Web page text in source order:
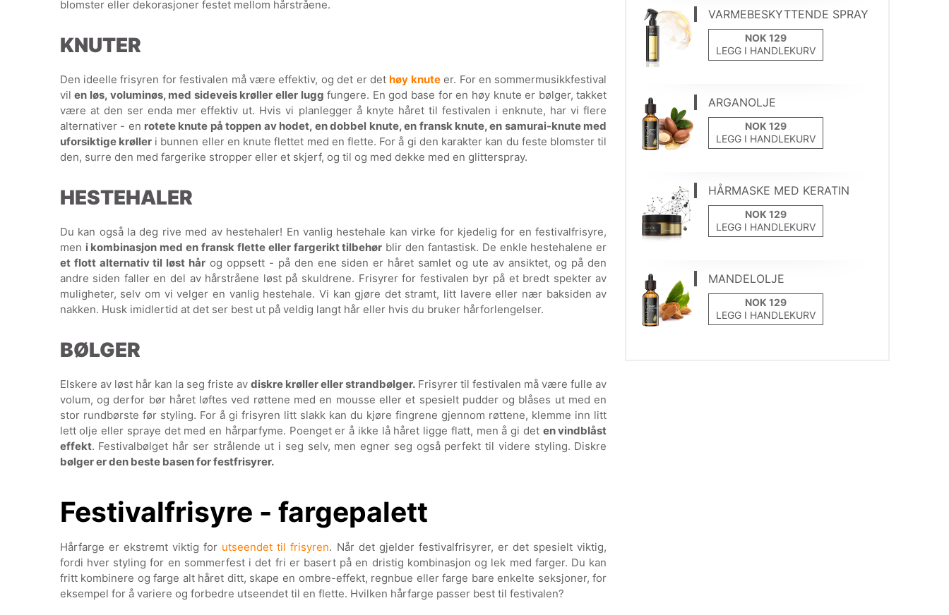
blomster eller dekorasjoner festet mellom hårstråene.
KNUTER
Den ideelle frisyren for festivalen må være effektiv, og det er dethøy knuteer. For en sommermusikkfestival
vilen løs, voluminøs, med sideveis krøller eller lugg fungere. En god base for en høy knute er bølger, takket
være at den ser enda mer effektiv ut. Hvis vi planlegger å knyte håret til festivalen i enknute, har vi flere
alternativer - en rotete knute på toppen av hodet, en dobbel knute, en fransk knute, en samurai-knute med
uforsiktige krølleri bunnen eller en knute flettet med en flette. For å gi den karakter kan du feste blomster til
den, surre den med fargerike stropper eller et skjerf, og til og med dekke med en glitterspray.
HESTEHALER
Du kan også la deg rive med av hestehaler! En vanlig hestehale kan virke for kjedelig for en festivalfrisyre,
men i kombinasjon med en fransk flette eller fargerikt tilbehør blir den fantastisk. De enkle hestehalene er
et flott alternativ til løst hår og oppsett - på den ene siden er håret samlet og ute av ansiktet, og på den
andre siden faller en del av hårstråene løst på skuldrene. Frisyrer for festivalen byr på et bredt spekter av
muligheter, selv om vi velger en vanlig hestehale. Vi kan gjøre det stramt, litt lavere eller nær baksiden av
nakken. Husk imidlertid at det ser best ut på veldig langt hår eller hvis du bruker hårforlengelser.
BØLGER
Elskere av løst hår kan la seg friste av diskre krøller eller strandbølger. Frisyrer til festivalen må være fulle av
volum, og derfor bør håret løftes ved røttene med en mousse eller et spesielt pudder og blåses ut med en
stor rundbørste før styling. For å gi frisyren litt slakk kan du kjøre fingrene gjennom røttene, klemme inn litt
lett olje eller spraye det med en hårparfyme. Poenget er å ikke lå håret ligge flatt, men å gi det en vindblåst
effekt. Festivalbølget hår ser strålende ut i seg selv, men egner seg også perfekt til videre styling. Diskre
bølger er den beste basen for festfrisyrer.
Festivalfrisyre - fargepalett
Hårfarge er ekstremt viktig for utseendet til frisyren. Når det gjelder festivalfrisyrer, er det spesielt viktig,
fordi hver styling for en sommerfest i det fri er basert på en dristig kombinasjon og lek med farger. Du kan
fritt kombinere og farge alt håret ditt, skape en ombre-effekt, regnbue eller farge bare enkelte seksjoner, for
eksempel for å variere og forbedre utseendet til en flette. Hvilken hårfarge passer best til festivalen?
VARMEBESKYTTENDE SPRAY
LEGG I HANDLEKURV
ARGANOLJE
LEGG I HANDLEKURV
HÅRMASKE MED KERATIN
LEGG I HANDLEKURV
MANDELOLJE
LEGG I HANDLEKURV